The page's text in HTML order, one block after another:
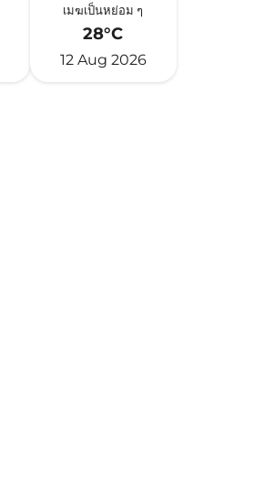
เมฆเป็นหย่อม ๆ
28°C
12 Aug 2026